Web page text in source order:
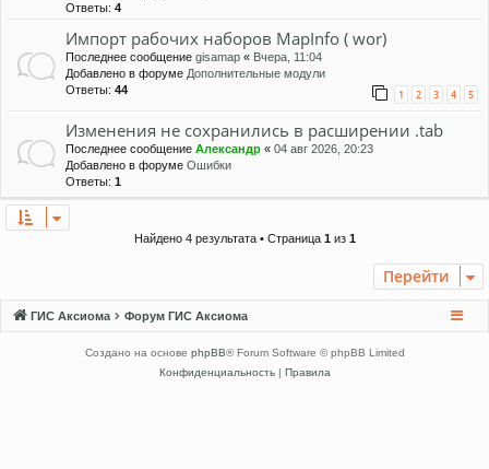
Ответы: 4
Импорт рабочих наборов MapInfo ( wor)
Последнее сообщение gisamap « Вчера, 11:04
Добавлено в форуме Дополнительные модули
Ответы: 44 1 2 3 4 5
Изменения не сохранились в расширении .tab
Последнее сообщение Александр « 04 авг 2026, 20:23
Добавлено в форуме Ошибки
Ответы: 1
Найдено 4 результата • Страница 1из 1
Перейти
ГИС Аксиома Форум ГИС Аксиома
Создано на основе phpBB® Forum Software © phpBB Limited
Конфиденциальность| Правила